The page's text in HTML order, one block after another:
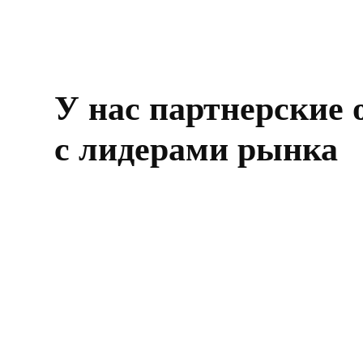
У нас партнерские
с лидерами рынка